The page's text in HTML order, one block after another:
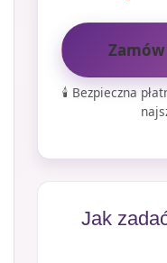
🕯️ Bezpieczna
Jak